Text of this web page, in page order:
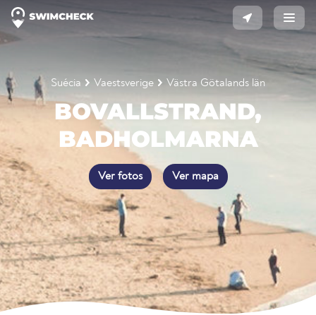
Suécia Vaestsverige Västra Götalands län
BOVALLSTRAND,
BADHOLMARNA
Ver fotos Ver mapa